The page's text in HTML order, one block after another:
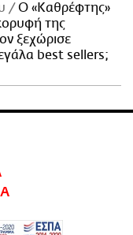
Ο «Καθρέφτης»
της
ξεχώρισε
best sellers;